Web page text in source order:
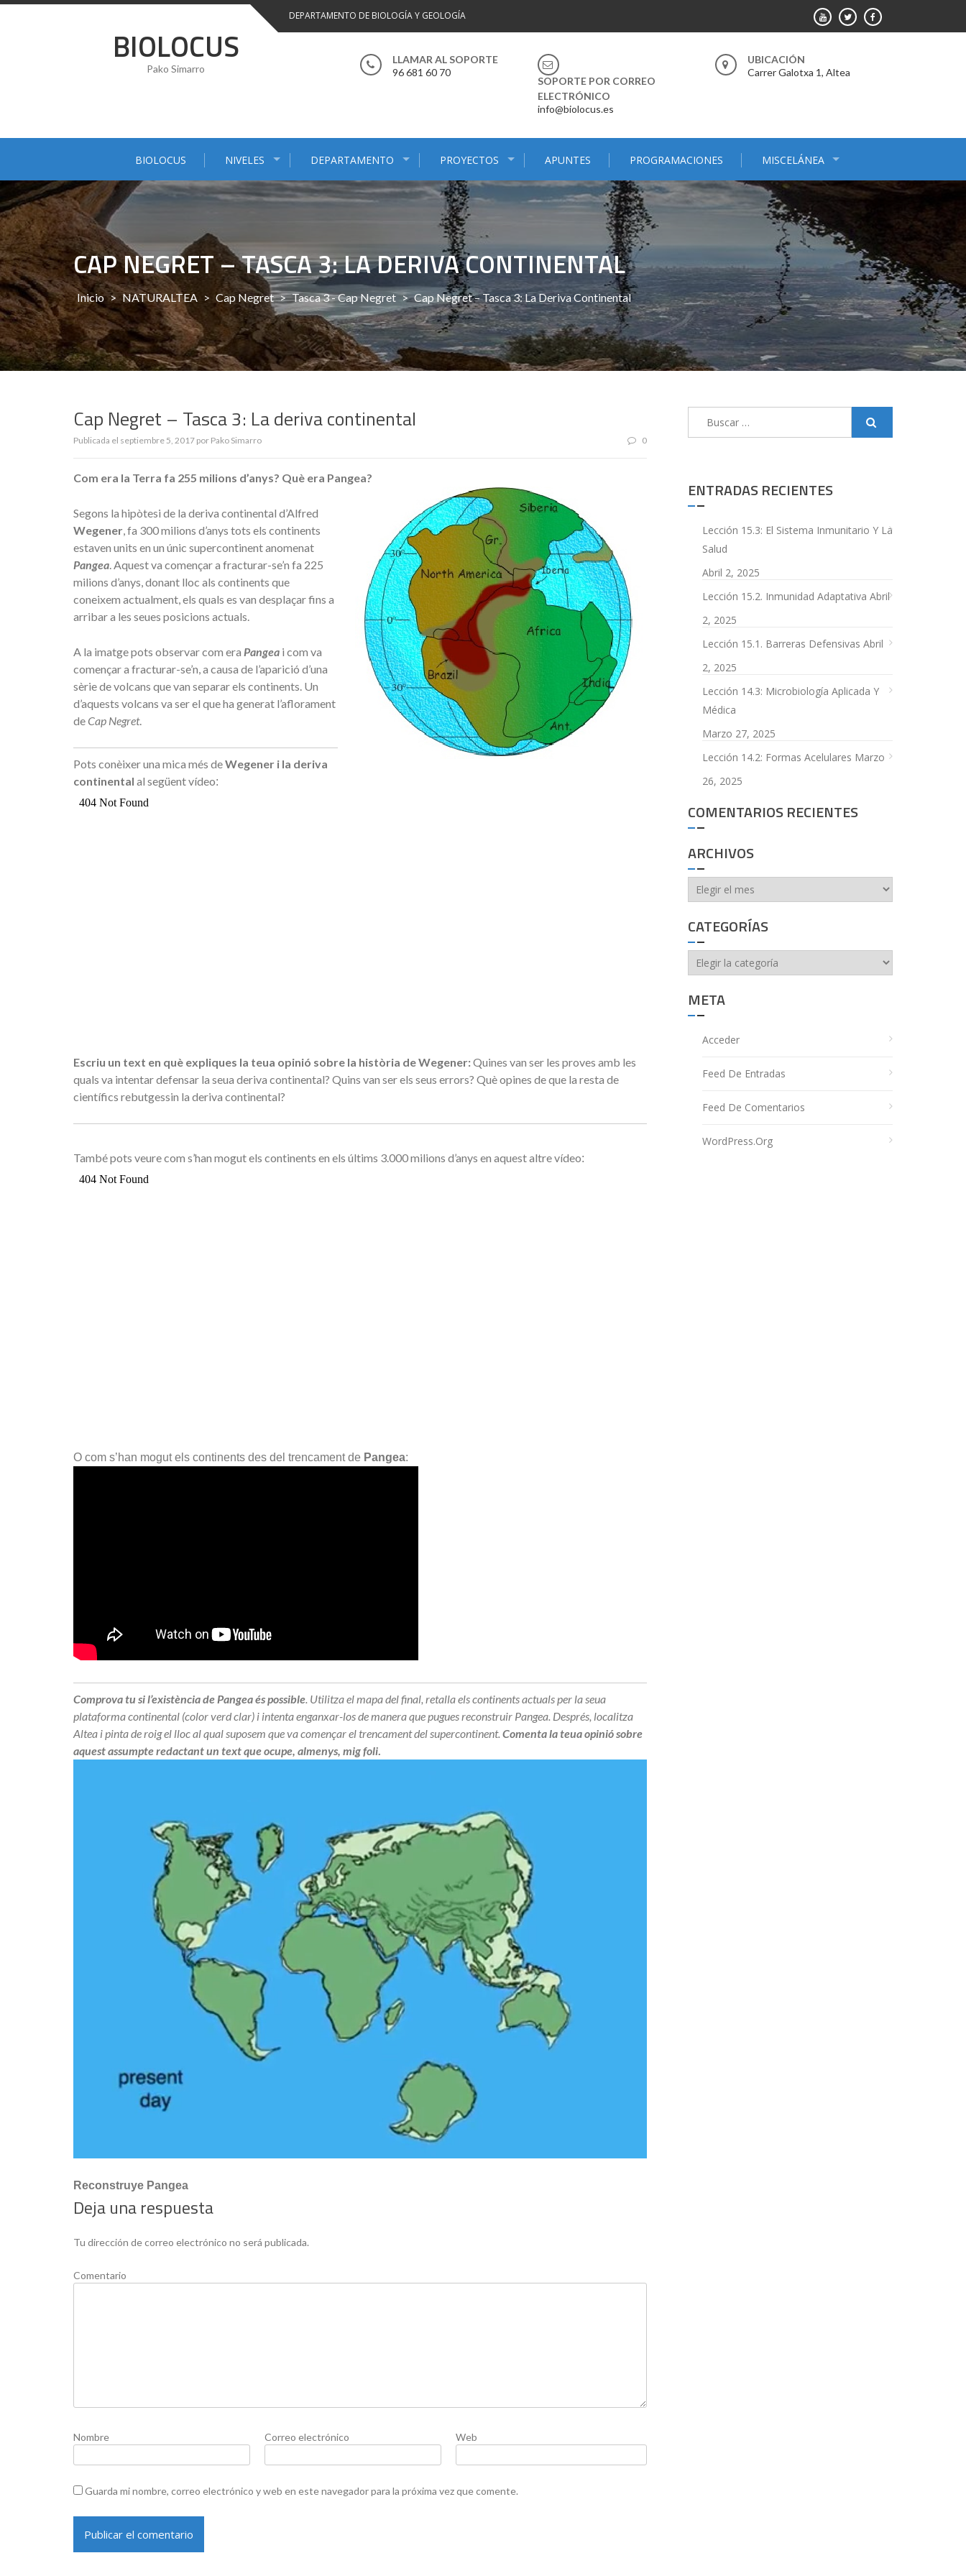
Saltar
DEPARTAMENTO DE BIOLOGÍA Y GEOLOGÍA
BIOLOCUS
Pako Simarro
LLAMAR AL SOPORTE
96 681 60 70
SOPORTE POR CORREO
ELECTRÓNICO
info@biolocus.es
UBICACIÓN
Carrer Galotxa 1, Altea
BIOLOCUS NIVELES DEPARTAMENTO PROYECTOS APUNTES PROGRAMACIONES MISCELÁNEA
CAP NEGRET – TASCA 3: LA DERIVA CONTINENTAL
Inicio > NATURALTEA > Cap Negret > Tasca 3 - Cap Negret > Cap Negret – Tasca 3: La Deriva Continental
Cap Negret – Tasca 3: La deriva continental
Publicada el septiembre 5, 2017 por Pako Simarro 0
Com era la Terra fa 255 milions d’anys? Què era Pangea?
Segons la hipòtesi de la deriva continental d’Alfred
Wegener, fa 300 milions d’anys tots els continents
estaven units en un únic supercontinent anomenat
Pangea. Aquest va començar a fracturar-se’n fa 225
milions d’anys, donant lloc als continents que
coneixem actualment, els quals es van desplaçar fins a
arribar a les seues posicions actuals.
A la imatge pots observar com era Pangea i com va
començar a fracturar-se’n, a causa de l’aparició d’una
sèrie de volcans que van separar els continents. Un
d’aquests volcans va ser el que ha generat l’aflorament
deCap Negret.
Pots conèixer una mica més deWegener i la deriva
continental al següent vídeo:
Escriu un text en què expliques la teua opinió sobre la història de Wegener:Quines van ser les proves amb les
quals va intentar defensar la seua deriva continental? Quins van ser els seus errors? Què opines de que la resta de
científics rebutgessin la deriva continental?
També pots veure com s’han mogut els continents en els últims 3.000 milions d’anys en aquest altre vídeo:
O com s’han mogut els continents des del trencament de Pangea:
Comprova tu si l’existència de Pangea és possible. Utilitza el mapa del final, retalla els continents actuals per la seua
plataforma continental (color verd clar) i intenta enganxar-los de manera que pugues reconstruir Pangea. Després, localitza
Altea i pinta de roig el lloc al qual suposem que va començar el trencament del supercontinent. Comenta la teua opinió sobre
aquest assumpte redactant un text que ocupe, almenys, mig foli.
Reconstruye Pangea
Deja una respuesta
Tu dirección de correo electrónico no será publicada.
Comentario
Nombre Correo electrónico Web
Guarda mi nombre, correo electrónico y web en este navegador para la próxima vez que comente.
ENTRADAS RECIENTES
Lección 15.3: El Sistema Inmunitario Y La
Salud
Abril 2, 2025
Lección 15.2. Inmunidad Adaptativa Abril
2, 2025
Lección 15.1. Barreras Defensivas Abril
2, 2025
Lección 14.3: Microbiología Aplicada Y
Médica
Marzo 27, 2025
Lección 14.2: Formas Acelulares Marzo
26, 2025
COMENTARIOS RECIENTES
ARCHIVOS
Archivos
CATEGORÍAS
Categorías
META
Acceder
Feed De Entradas
Feed De Comentarios
WordPress.org